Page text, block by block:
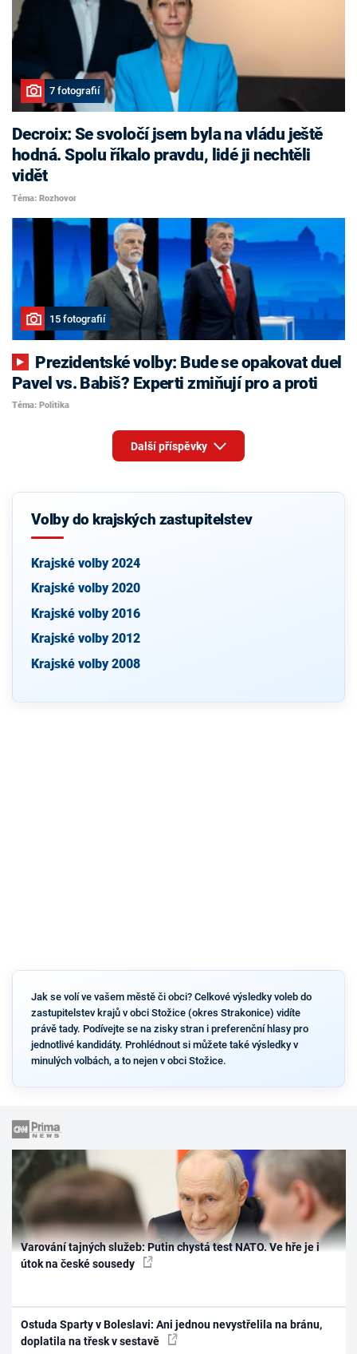
7 fotografií
Decroix: Se svoločí jsem byla na vládu ještě
hodná. Spolu říkalo pravdu, lidé ji nechtěli
vidět
Téma: Rozhovor
15 fotografií
Pavel vs. Babiš? Experti zmiňují pro a proti
Téma: Politika
Další příspěvky
Volby do krajských zastupitelstev
Krajské volby 2024
Krajské volby 2020
Krajské volby 2016
Krajské volby 2012
Krajské volby 2008
Jak se volí ve vašem městě či obci? Celkové výsledky voleb do
zastupitelstev krajů v obci Stožice (okres Strakonice) vidíte
právě tady. Podívejte se na zisky stran i preferenční hlasy pro
jednotlivé kandidáty. Prohlédnout si můžete také výsledky v
minulých volbách, a to nejen v obci Stožice.
Varování tajných služeb: Putin chystá test NATO. Ve hře je i
útok na české sousedy
Ostuda Sparty v Boleslavi: Ani jednou nevystřelila na bránu,
doplatila na třesk v sestavě